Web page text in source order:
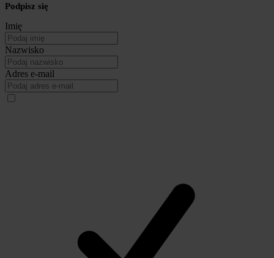
Podpisz się
Imię
Nazwisko
Adres e-mail